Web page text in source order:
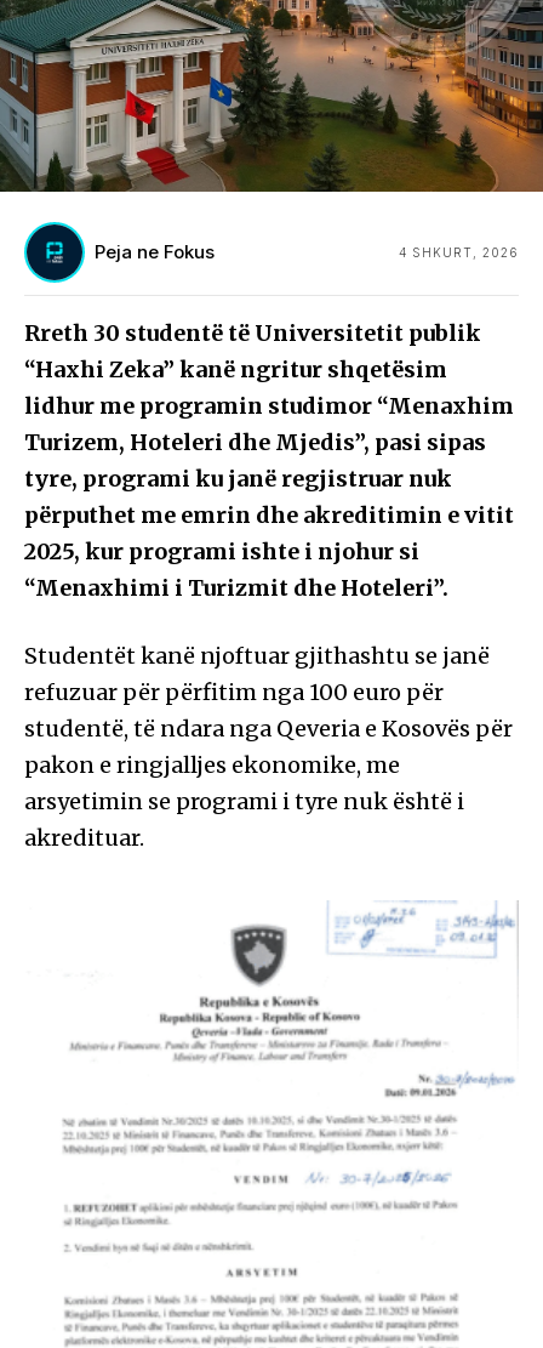
Peja ne Fokus 4 SHKURT, 2026
Rreth 30 studentë të Universitetit publik
“Haxhi Zeka” kanë ngritur shqetësim
lidhur me programin studimor “Menaxhim
Turizem, Hoteleri dhe Mjedis”, pasi sipas
tyre, programi ku janë regjistruar nuk
përputhet me emrin dhe akreditimin e vitit
2025, kur programi ishte i njohur si
“Menaxhimi i Turizmit dhe Hoteleri”.
Studentët kanë njoftuar gjithashtu se janë
refuzuar për përfitim nga 100 euro për
studentë, të ndara nga Qeveria e Kosovës për
pakon e ringjalljes ekonomike, me
arsyetimin se programi i tyre nuk është i
akredituar.